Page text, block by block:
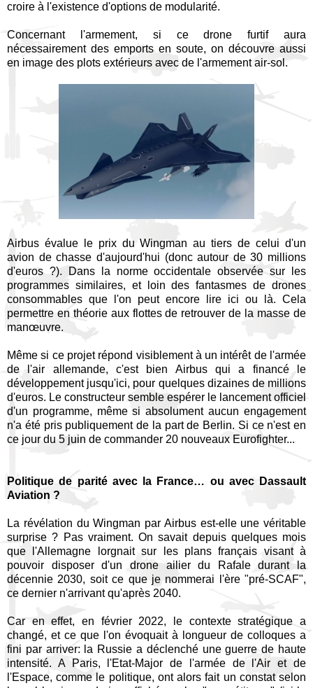
croire à l'existence d'options de modularité.
Concernant l'armement, si ce drone furtif aura
nécessairement des emports en soute, on découvre aussi
en image des plots extérieurs avec de l'armement air-sol.
Airbus évalue le prix du Wingman au tiers de celui d'un
avion de chasse d'aujourd'hui (donc autour de 30 millions
d'euros ?). Dans la norme occidentale observée sur les
programmes similaires, et loin des fantasmes de drones
consommables que l'on peut encore lire ici ou là. Cela
permettre en théorie aux flottes de retrouver de la masse de
manœuvre.
Même si ce projet répond visiblement à un intérêt de l'armée
de l'air allemande, c'est bien Airbus qui a financé le
développement jusqu'ici, pour quelques dizaines de millions
d'euros. Le constructeur semble espérer le lancement officiel
d'un programme, même si absolument aucun engagement
n'a été pris publiquement de la part de Berlin. Si ce n'est en
ce jour du 5 juin de commander 20 nouveaux Eurofighter...
Politique de parité avec la France… ou avec Dassault
Aviation ?
La révélation du Wingman par Airbus est-elle une véritable
surprise ? Pas vraiment. On savait depuis quelques mois
que l'Allemagne lorgnait sur les plans français visant à
pouvoir disposer d'un drone ailier du Rafale durant la
décennie 2030, soit ce que je nommerai l'ère "pré-SCAF",
ce dernier n'arrivant qu'après 2040.
Car en effet, en février 2022, le contexte stratégique a
changé, et ce que l'on évoquait à longueur de colloques a
fini par arriver: la Russie a déclenché une guerre de haute
intensité. A Paris, l'Etat-Major de l'armée de l'Air et de
l'Espace, comme le politique, ont alors fait un constat selon